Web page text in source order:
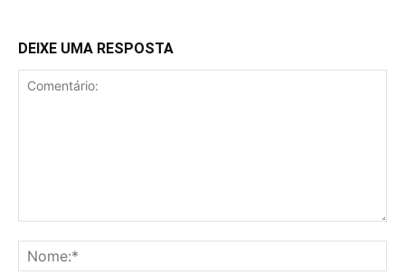
DEIXE UMA RESPOSTA